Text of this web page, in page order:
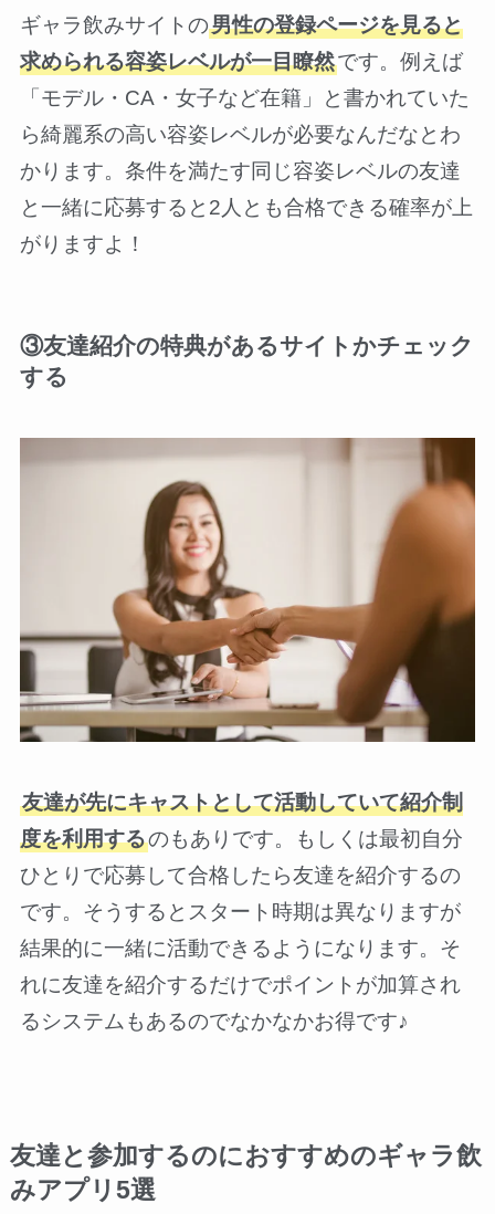
ギャラ飲みサイトの男性の登録ページを見ると
求められる容姿レベルが一目瞭然です。例えば
「モデル・CA・女子など在籍」と書かれていた
ら綺麗系の高い容姿レベルが必要なんだなとわ
かります。条件を満たす同じ容姿レベルの友達
と一緒に応募すると2人とも合格できる確率が上
がりますよ！
③友達紹介の特典があるサイトかチェック
する
友達が先にキャストとして活動していて紹介制
度を利用するのもありです。もしくは最初自分
ひとりで応募して合格したら友達を紹介するの
です。そうするとスタート時期は異なりますが
結果的に一緒に活動できるようになります。そ
れに友達を紹介するだけでポイントが加算され
るシステムもあるのでなかなかお得です♪
友達と参加するのにおすすめのギャラ飲
みアプリ5選